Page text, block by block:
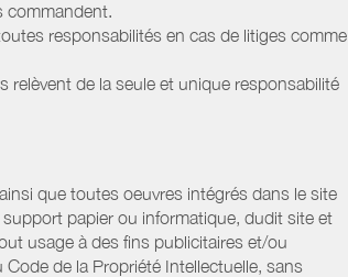
commandent.
responsabilités en cas de litiges comme
relèvent de la seule et unique responsabilité
que toutes oeuvres intégrés dans le site
papier ou informatique, dudit site et
usage à des fins publicitaires et/ou
de la Propriété Intellectuelle, sans